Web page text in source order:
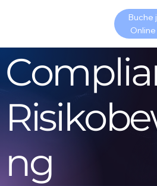
Buche
ng